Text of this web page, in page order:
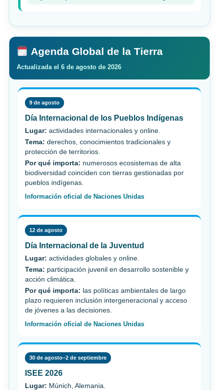
Agenda Global de la Tierra
Actualizada el 6 de agosto de 2026
9 de agosto
Día Internacional de los Pueblos Indígenas
Lugar: actividades internacionales y online.
Tema: derechos, conocimientos tradicionales y
protección de territorios.
Por qué importa: numerosos ecosistemas de alta
biodiversidad coinciden con tierras gestionadas por
pueblos indígenas.
Información oficial de Naciones Unidas
12 de agosto
Día Internacional de la Juventud
Lugar: actividades globales y online.
Tema: participación juvenil en desarrollo sostenible y
acción climática.
Por qué importa: las políticas ambientales de largo
plazo requieren inclusión intergeneracional y acceso
de jóvenes a las decisiones.
Información oficial de Naciones Unidas
30 de agosto–2 de septiembre
ISEE 2026
Lugar: Múnich, Alemania.